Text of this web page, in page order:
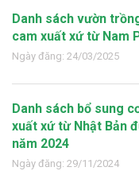
Danh sách vườn
cam xuất xứ từ Nam
Ngày đăng: 24/03/2025
Danh sách bổ sung
xuất xứ từ Nhật Bản
năm 2024
Ngày đăng: 29/11/2024